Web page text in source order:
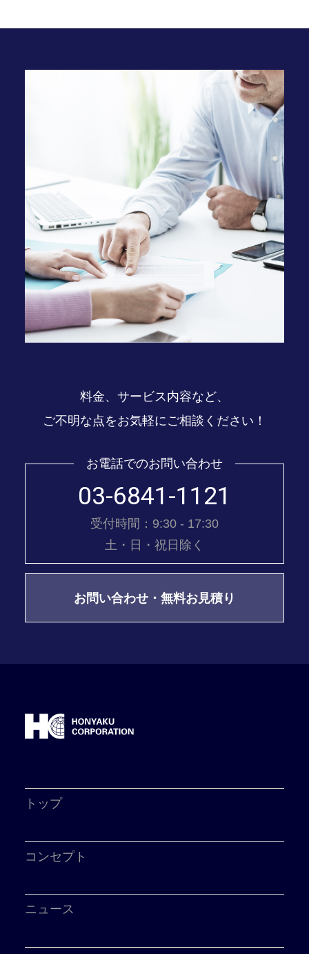
料金、サービス内容など、
ご不明な点をお気軽にご相談ください！
お電話でのお問い合わせ
03-6841-1121
受付時間：9:30 - 17:30
土・日・祝日除く
お問い合わせ・無料お見積り
トップ
コンセプト
ニュース